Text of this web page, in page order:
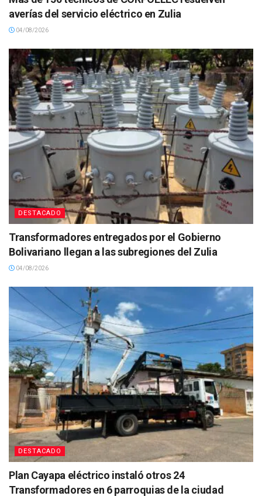
averías del servicio eléctrico en Zulia
04/08/2026
DESTACADO
Transformadores entregados por el Gobierno
Bolivariano llegan a las subregiones del Zulia
04/08/2026
DESTACADO
Plan Cayapa eléctrico instaló otros 24
Transformadores en 6 parroquias de la ciudad